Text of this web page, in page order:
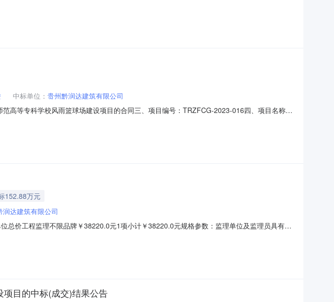
1.主要标的信息：主要标的名称：铜仁幼儿师范高等专科学校风雨篮球场
中标单位： 贵州黔润达建筑有限公司
高等专科学校风雨篮球场建设项目的合同三、项目编号：TRZFCG-2023-016四、项目名称：
1.主要标的信息：主要标的名称：铜仁幼儿师范高等专科学校风雨篮球场
152.88万元
润达建筑有限公司
总价工程监理不限品牌￥38220.0元1项小计￥38220.0元规格参数：监理单位及监理员具有项
江区,铜仁幼专书香苑幼儿园最晚到货时间：最晚到货日期为
目的中标(成交)结果公告